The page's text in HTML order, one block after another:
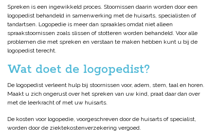
Spreken is een ingewikkeld proces. Stoornissen daarin worden door een
logopedist behandeld in samenwerking met de huisarts, specialisten of
tandartsen. Logopedie is meer dan spraakles omdat niet alleen
spraakstoornissen zoals slissen of stotteren worden behandeld. Voor alle
problemen die met spreken en verstaan te maken hebben kunt u bij de
logopedist terecht.
Wat doet de logopedist?
De logopedist verleent hulp bij stoornissen voor, adem, stem, taal en horen.
Maakt u zich ongerust over het spreken van uw kind, praat daar dan over
met de leerkracht of met uw huisarts.
De kosten voor logopedie, voorgeschreven door de huisarts of specialist,
worden door de ziektekostenverzekering vergoed.